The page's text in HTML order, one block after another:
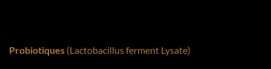
Probiotiques (Lactobacillus ferment Lysate)